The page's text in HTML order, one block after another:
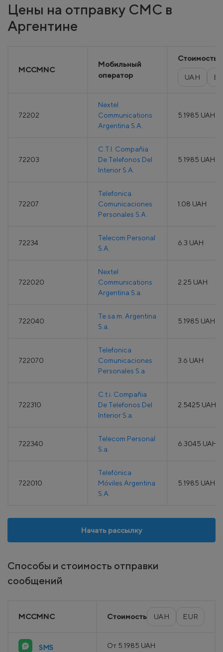
Цены на отправку СМС в
Аргентине
MCCMNC
Мобильный
оператор
Стоимость
UAH
72202
Nextel
Communications
Argentina S.A.
5.1985 UAH
72203
C.T.I. Compañia
De Telefonos Del
Interior S.A.
5.1985 UAH
72207
Telefonica
Comunicaciones
Personales S.A.
1.08 UAH
72234
Telecom Personal
S.A.
6.3 UAH
722020
Nextel
Communications
Argentina S.a.
2.25 UAH
722040
Te.sa.m. Argentina
S.a.
5.1985 UAH
722070
Telefonica
Comunicaciones
Personales S.a.
3.6 UAH
722310
C.t.i. Compañia
De Telefonos Del
Interior S.a.
2.5425 UAH
722340
Telecom Personal
S.a.
6.3045 UAH
722010
Telefónica
Móviles Argentina
S.A.
5.1985 UAH
Начать рассылку
Способы и стоимость отправки
сообщений
MCCMNC Стоимость UAH EUR
SMS От 5.1985 UAH